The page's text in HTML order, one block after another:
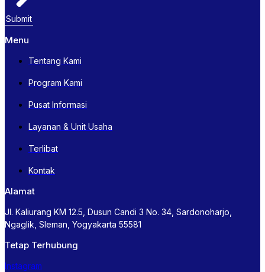
Submit
Menu
Tentang Kami
Program Kami
Pusat Informasi
Layanan & Unit Usaha
Terlibat
Kontak
Alamat
Jl. Kaliurang KM 12.5, Dusun Candi 3 No. 34, Sardonoharjo,
Ngaglik, Sleman, Yogyakarta 55581
Tetap Terhubung
Instagram